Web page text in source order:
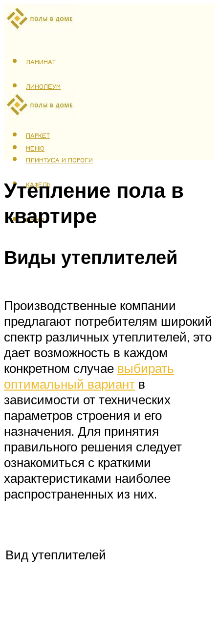
ЛАМИНАТ
ЛИНОЛЕУМ
ТЕПЛЫЙ ПОЛ
ПАРКЕТ
ПЛИНТУСА И ПОРОГИ
КАФЕЛЬ
МЕНЮ
МЕНЮ
Утепление пола в
квартире
Виды утеплителей
Производственные компании
предлагают потребителям широкий
спектр различных утеплителей, это
дает возможность в каждом
конкретном случае выбирать
оптимальный вариант в
зависимости от технических
параметров строения и его
назначения. Для принятия
правильного решения следует
ознакомиться с краткими
характеристиками наиболее
распространенных из них.
Вид утеплителей